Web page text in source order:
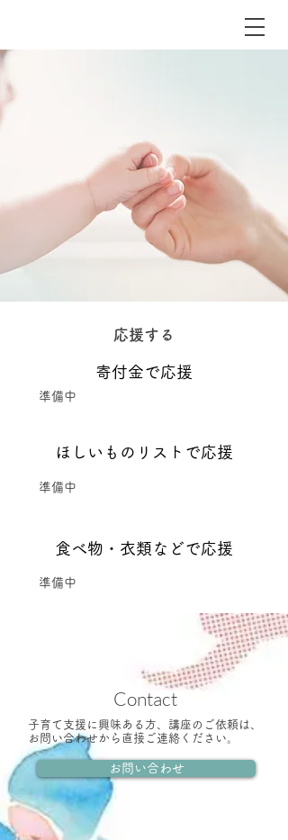
応援する
寄付金で応援
準備中
ほしいものリストで応援
準備中
食べ物・衣類などで応援
​準備中
Contact
​子育て支援に興味ある方、講座のご依頼は、
お問い合わせから直接ご連絡ください。
お問い合わせ